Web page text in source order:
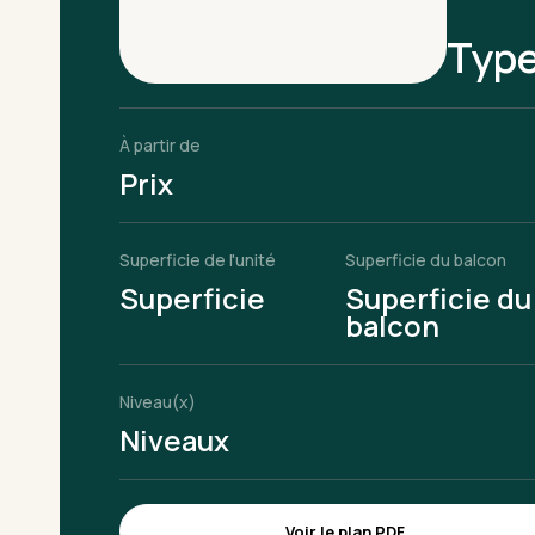
À partir de
Prix
Superficie de l'unité
Superficie
Superficie du balcon
Superficie du
balcon
Niveau(x)
Niveaux